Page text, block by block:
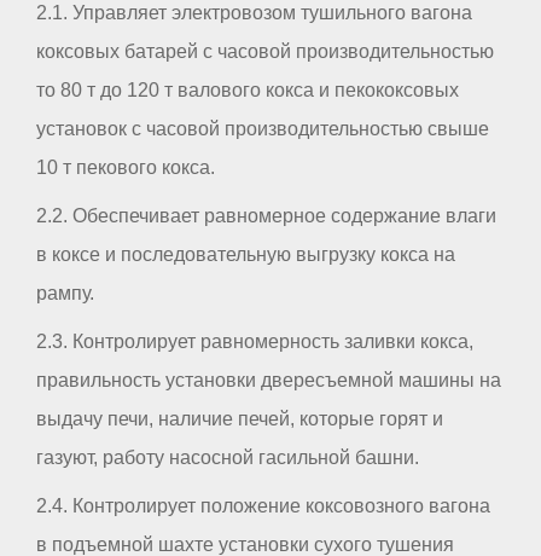
2.1. Управляет электровозом тушильного вагона
коксовых батарей с часовой производительностью
то 80 т до 120 т валового кокса и пекококсовых
установок с часовой производительностью свыше
10 т пекового кокса.
2.2. Обеспечивает равномерное содержание влаги
в коксе и последовательную выгрузку кокса на
рампу.
2.3. Контролирует равномерность заливки кокса,
правильность установки двересъемной машины на
выдачу печи, наличие печей, которые горят и
газуют, работу насосной гасильной башни.
2.4. Контролирует положение коксовозного вагона
в подъемной шахте установки сухого тушения